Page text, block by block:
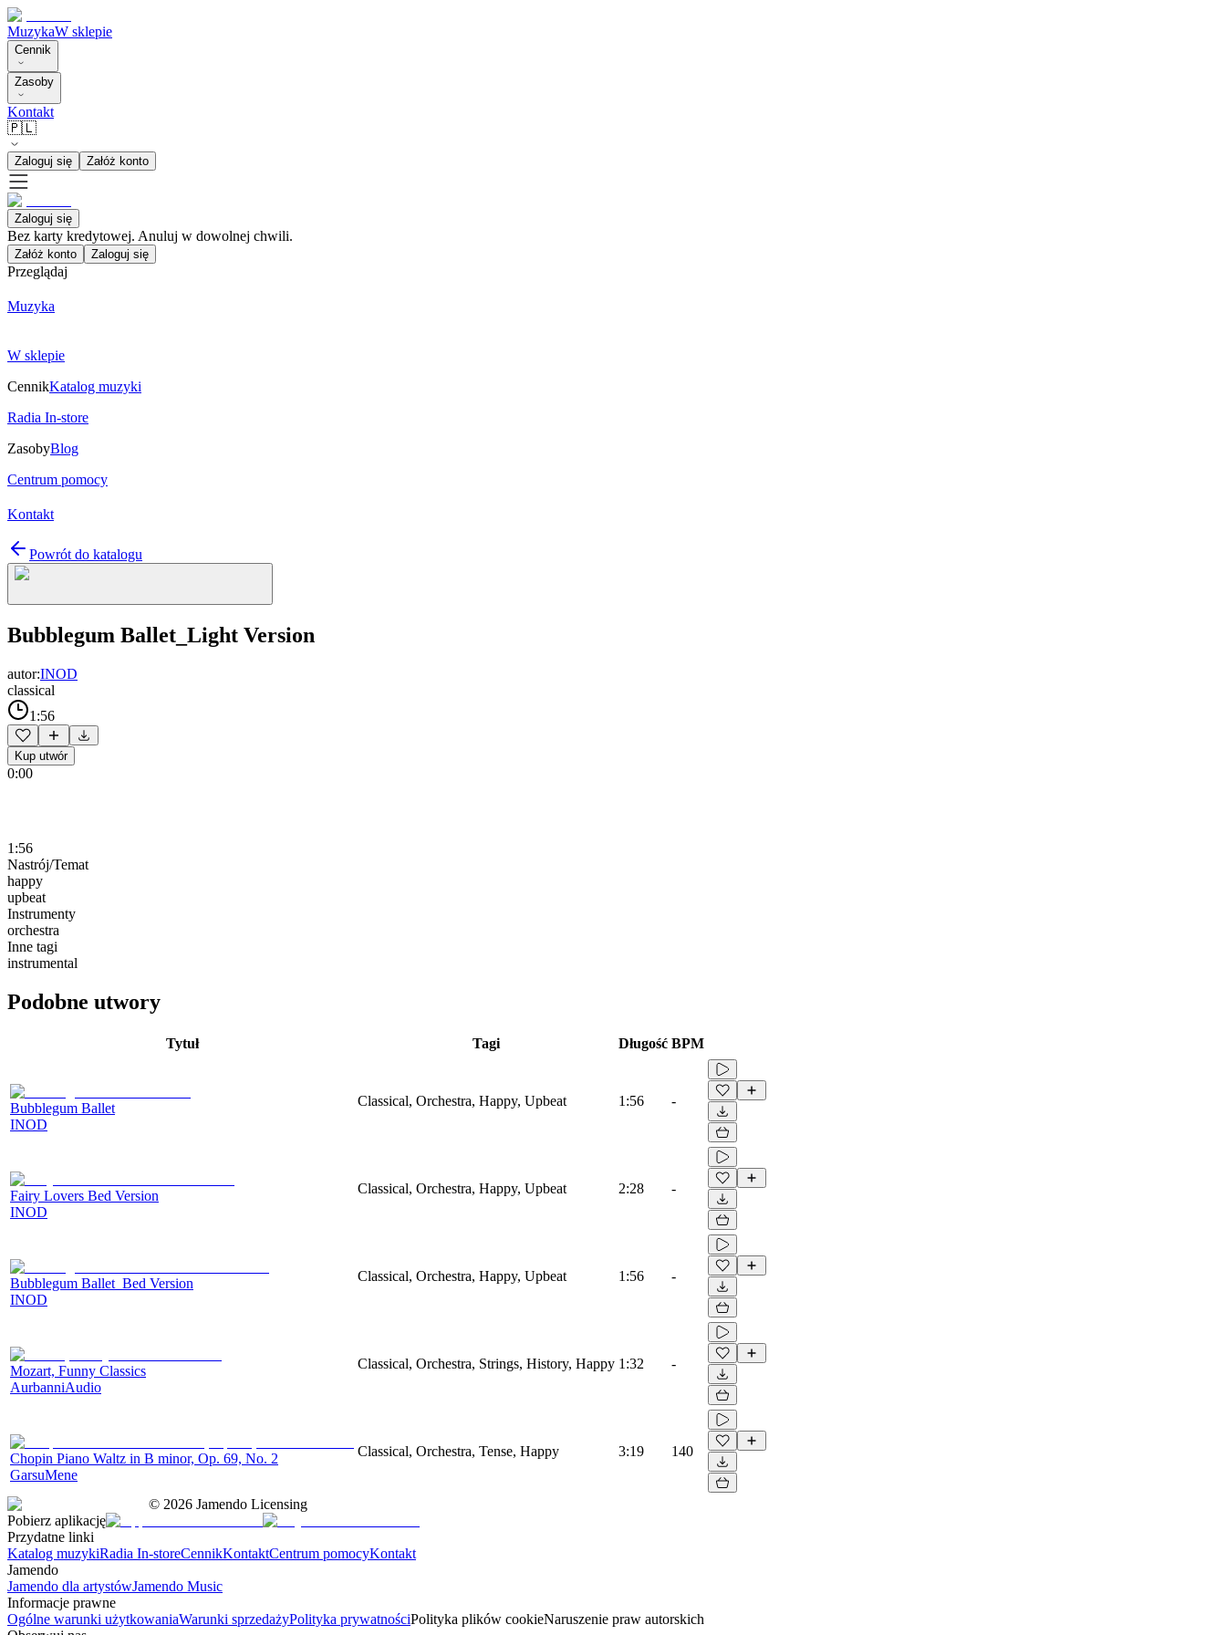
MuzykaW sklepie
Cennik
Zasoby
Kontakt
🇵🇱
Zaloguj się Załóż konto
Zaloguj się
Bez karty kredytowej. Anuluj w dowolnej chwili.
Załóż konto Zaloguj się
Przeglądaj
Muzyka
W sklepie
CennikKatalog muzyki
Radia In-store
ZasobyBlog
Centrum pomocy
Kontakt
Powrót do katalogu
Bubblegum Ballet_Light Version
autor:INOD
classical
1:56
Kup utwór
0:00
1:56
Nastrój/Temat
happy
upbeat
Instrumenty
orchestra
Inne tagi
instrumental
Podobne utwory
Tytuł Tagi Długość BPM
Bubblegum Ballet
INOD
Classical, Orchestra, Happy, Upbeat 1:56 -
Fairy Lovers Bed Version
INOD
Classical, Orchestra, Happy, Upbeat 2:28 -
Bubblegum Ballet_Bed Version
INOD
Classical, Orchestra, Happy, Upbeat 1:56 -
Mozart, Funny Classics
AurbanniAudio
Classical, Orchestra, Strings, History, Happy 1:32 -
Chopin Piano Waltz in B minor, Op. 69, No. 2
GarsuMene
Classical, Orchestra, Tense, Happy 3:19 140
© 2026 Jamendo Licensing
Pobierz aplikację
Przydatne linki
Katalog muzykiRadia In-storeCennikKontaktCentrum pomocyKontakt
Jamendo
Jamendo dla artystówJamendo Music
Informacje prawne
Ogólne warunki użytkowaniaWarunki sprzedażyPolityka prywatnościPolityka plików cookieNaruszenie praw autorskich